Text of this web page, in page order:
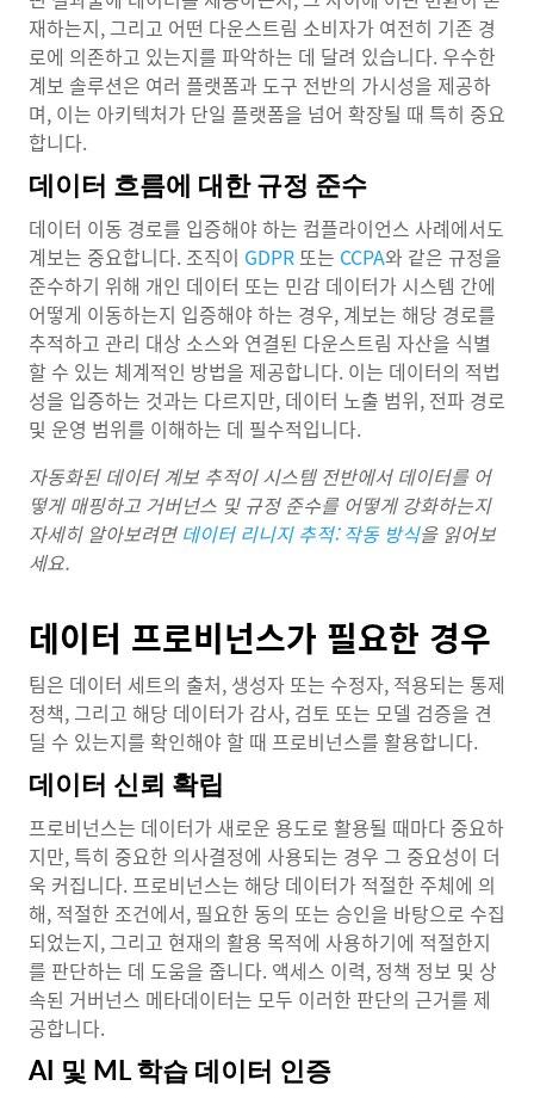
재하는지, 그리고 어떤 다운스트림 소비자가 여전히 기존 경
로에 의존하고 있는지를 파악하는 데 달려 있습니다. 우수한
계보 솔루션은 여러 플랫폼과 도구 전반의 가시성을 제공하
며, 이는 아키텍처가 단일 플랫폼을 넘어 확장될 때 특히 중요
합니다.
데이터 흐름에 대한 규정 준수
데이터 이동 경로를 입증해야 하는 컴플라이언스 사례에서도
계보는 중요합니다. 조직이 GDPR또는 CCPA와 같은 규정을
준수하기 위해 개인 데이터 또는 민감 데이터가 시스템 간에
어떻게 이동하는지 입증해야 하는 경우, 계보는 해당 경로를
추적하고 관리 대상 소스와 연결된 다운스트림 자산을 식별
할 수 있는 체계적인 방법을 제공합니다. 이는 데이터의 적법
성을 입증하는 것과는 다르지만, 데이터 노출 범위, 전파 경로
및 운영 범위를 이해하는 데 필수적입니다.
자동화된 데이터 계보 추적이 시스템 전반에서 데이터를 어
떻게 매핑하고 거버넌스 및 규정 준수를 어떻게 강화하는지
자세히 알아보려면 데이터 리니지 추적: 작동 방식을 읽어보
세요.
데이터 프로비넌스가 필요한 경우
팀은 데이터 세트의 출처, 생성자 또는 수정자, 적용되는 통제
정책, 그리고 해당 데이터가 감사, 검토 또는 모델 검증을 견
딜 수 있는지를 확인해야 할 때 프로비넌스를 활용합니다.
데이터 신뢰 확립
프로비넌스는 데이터가 새로운 용도로 활용될 때마다 중요하
지만, 특히 중요한 의사결정에 사용되는 경우 그 중요성이 더
욱 커집니다. 프로비넌스는 해당 데이터가 적절한 주체에 의
해, 적절한 조건에서, 필요한 동의 또는 승인을 바탕으로 수집
되었는지, 그리고 현재의 활용 목적에 사용하기에 적절한지
를 판단하는 데 도움을 줍니다. 액세스 이력, 정책 정보 및 상
속된 거버넌스 메타데이터는 모두 이러한 판단의 근거를 제
공합니다.
AI 및 ML 학습 데이터 인증